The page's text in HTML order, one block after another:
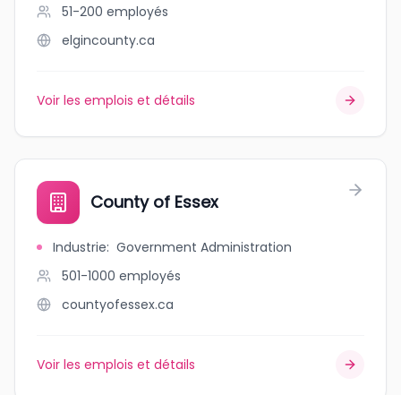
51-200 employés
elgincounty.ca
Voir les emplois et détails
County of Essex
Industrie: Government Administration
501-1000 employés
countyofessex.ca
Voir les emplois et détails